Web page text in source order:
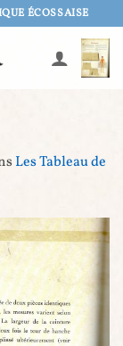
ÉCOSSAISE
Les Tableau de